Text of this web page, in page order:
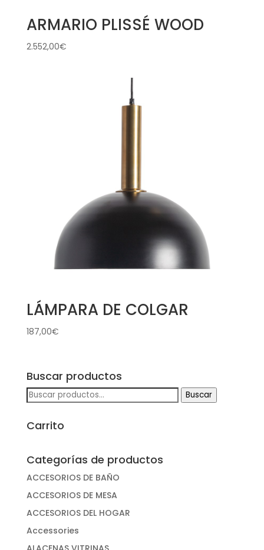
ARMARIO PLISSÉ WOOD
2.552,00€
LÁMPARA DE COLGAR
187,00€
Buscar productos
Buscar
por:
Buscar
Carrito
Categorías de productos
ACCESORIOS DE BAÑO
ACCESORIOS DE MESA
ACCESORIOS DEL HOGAR
Accessories